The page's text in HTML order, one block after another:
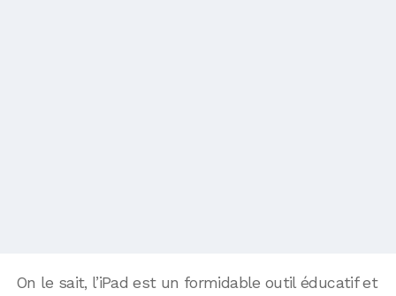
On le sait, l’iPad est un formidable outil éducatif et